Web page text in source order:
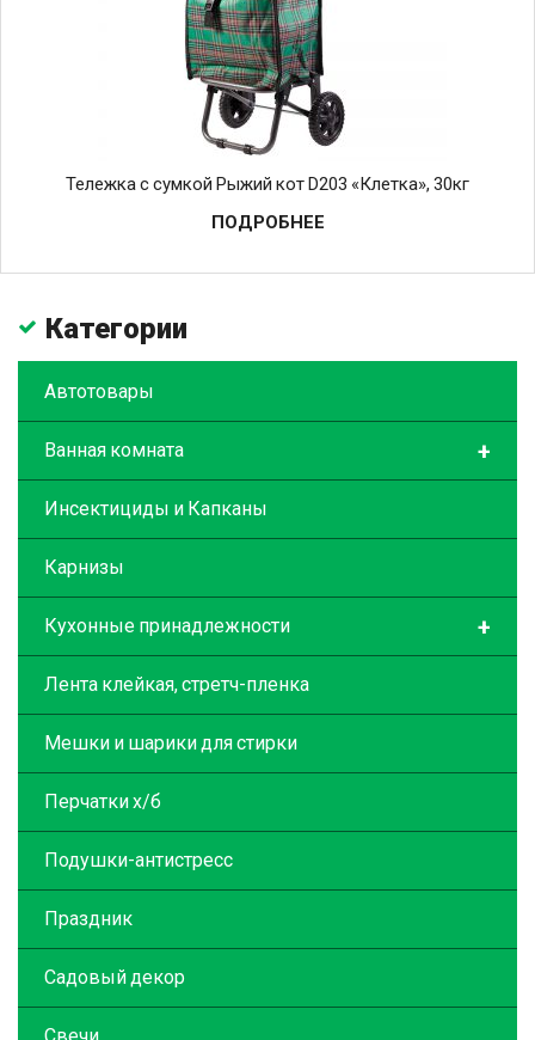
Тележка с сумкой Рыжий кот D203 «Клетка», 30кг
ПОДРОБНЕЕ
Категории
Автотовары
+
Ванная комната
Инсектициды и Капканы
Карнизы
+
Кухонные принадлежности
Лента клейкая, стретч-пленка
Мешки и шарики для стирки
Перчатки х/б
Подушки-антистресс
Праздник
Садовый декор